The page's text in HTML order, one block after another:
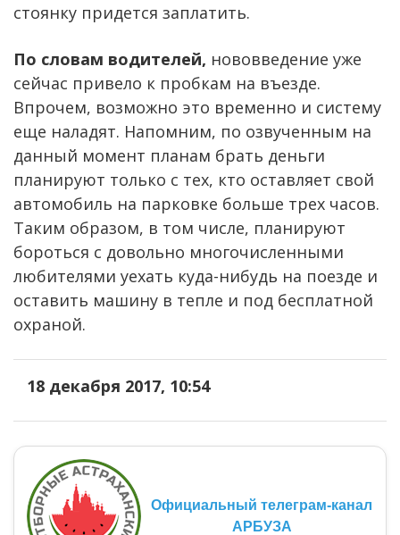
стоянку придется заплатить.
По словам водителей, нововведение уже
сейчас привело к пробкам на въезде.
Впрочем, возможно это временно и систему
еще наладят. Напомним, по озвученным на
данный момент планам брать деньги
планируют только с тех, кто оставляет свой
автомобиль на парковке больше трех часов.
Таким образом, в том числе, планируют
бороться с довольно многочисленными
любителями уехать куда-нибудь на поезде и
оставить машину в тепле и под бесплатной
охраной.
18 декабря 2017, 10:54
Официальный телеграм-канал
АРБУЗА